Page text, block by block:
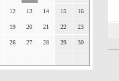
12 13 14 15 16
19 20 21 22 23
26 27 28 29 30